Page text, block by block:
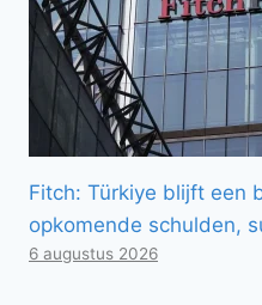
Fitch: Türkiye blijft een
opkomende schulden,
6 augustus 2026